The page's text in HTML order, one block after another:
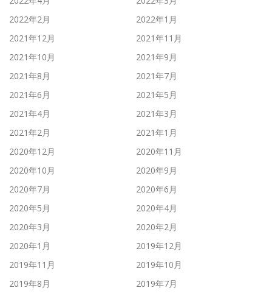
2022年2月
2022年1月
2021年12月
2021年11月
2021年10月
2021年9月
2021年8月
2021年7月
2021年6月
2021年5月
2021年4月
2021年3月
2021年2月
2021年1月
2020年12月
2020年11月
2020年10月
2020年9月
2020年7月
2020年6月
2020年5月
2020年4月
2020年3月
2020年2月
2020年1月
2019年12月
2019年11月
2019年10月
2019年8月
2019年7月